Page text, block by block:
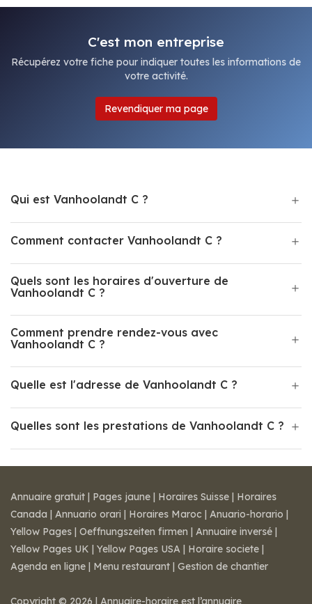
C'est mon entreprise
Récupérez votre fiche pour indiquer toutes les informations de
votre activité.
Revendiquer ma page
Qui est Vanhoolandt C ?
Comment contacter Vanhoolandt C ?
Quels sont les horaires d'ouverture de
Vanhoolandt C ?
Comment prendre rendez-vous avec
Vanhoolandt C ?
Quelle est l'adresse de Vanhoolandt C ?
Quelles sont les prestations de Vanhoolandt C ?
Annuaire gratuit | Pages jaune | Horaires Suisse | Horaires
Canada | Annuario orari | Horaires Maroc | Anuario-horario |
Yellow Pages | Oeffnungszeiten firmen | Annuaire inversé |
Yellow Pages UK | Yellow Pages USA | Horaire societe |
Agenda en ligne | Menu restaurant | Gestion de chantier
Copyright © 2026 | Annuaire-horaire est l’annuaire